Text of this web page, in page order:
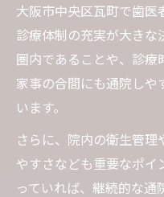
大阪市中央区瓦町で歯医
診療体制の充実が大きな
圏内であることや、診療
家事の合間にも通院しや
います。
さらに、院内の衛生管理
やすさなども重要なポイ
っていれば、継続的な